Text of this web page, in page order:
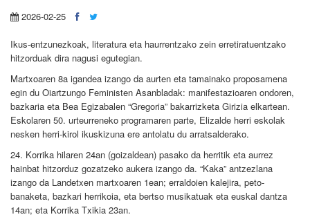
2026-02-25
Ikus-entzunezkoak, literatura eta haurrentzako zein erretiratuentzako
hitzorduak dira nagusi egutegian.
Martxoaren 8a igandea izango da aurten eta tamainako proposamena
egin du Oiartzungo Feministen Asanbladak: manifestazioaren ondoren,
bazkaria eta Bea Egizabalen “Gregoria” bakarrizketa Girizia elkartean.
Eskolaren 50. urteurreneko programaren parte, Elizalde herri eskolak
nesken herri-kirol ikuskizuna ere antolatu du arratsalderako.
24. Korrika hilaren 24an (goizaldean) pasako da herritik eta aurrez
hainbat hitzorduz gozatzeko aukera izango da. “Kaka” antzezlana
izango da Landetxen martxoaren 1ean; erraldoien kalejira, peto-
banaketa, bazkari herrikoia, eta bertso musikatuak eta euskal dantza
14an; eta Korrika Txikia 23an.